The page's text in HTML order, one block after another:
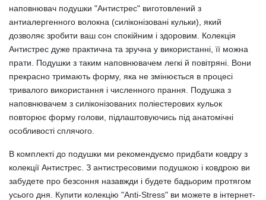
наповнювач подушки "Антистрес" виготовлений з
антиалергенного волокна (силіконізовані кульки), який
дозволяє зробити ваш сон спокійним і здоровим. Колекція
Антистрес дуже практична та зручна у використанні, її можна
прати. Подушки з таким наповнювачем легкі й повітряні. Вони
прекрасно тримають форму, яка не змінюється в процесі
тривалого використання і численного прання. Подушка з
наповнювачем з силіконізованих поліестерових кульок
повторює форму голови, підлаштовуючись під анатомічні
особливості сплячого.
В комплекті до подушки ми рекомендуємо придбати ковдру з
колекції Антистрес. З антистресовими подушкою і ковдрою ви
забудете про безсоння назавжди і будете бадьорим протягом
усього дня. Купити колекцію "Anti-Stress" ви можете в інтернет-